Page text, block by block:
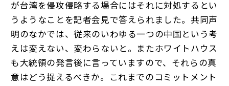
が台湾を侵攻侵略する場合にはそれに対処するとい
うようなことを記者会見で答えられました。共同声
明のなかでは、従来のいわゆる一つの中国という考
えは変えない、変わらないと。またホワイトハウス
も大統領の発言後に言っていますので、それらの真
意はどう捉えるべきか。これまでのコミットメント